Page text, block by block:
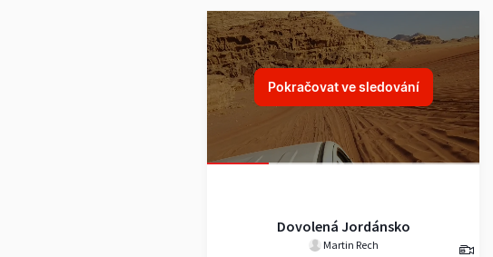
Pokračovat ve sledování
Dovolená Jordánsko
Martin Rech